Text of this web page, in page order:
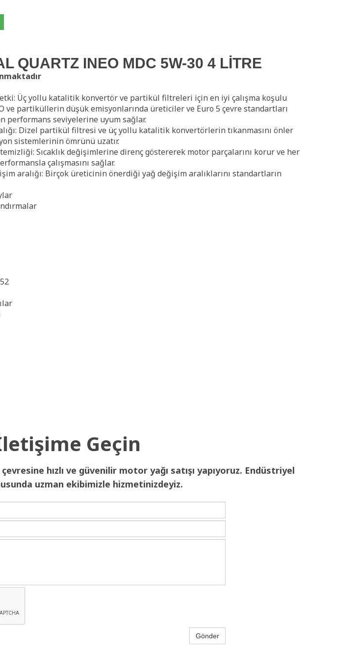
QUARTZ INEO MDC 5W-30 4 LITRE
etki: Üç yollu katalitik konvertör ve partikül filtreleri için en iyi çalışma koşulu
ve partiküllerin düşük emisyonlarında üreticiler ve Euro 5 çevre standartları
performans seviyelerine uyum sağlar.
Dizel partikül filtresi ve üç yollu katalitik konvertörlerin tıkanmasını önler
sistemlerinin ömrünü uzatır.
Sıcaklık değişimlerine direnç göstererek motor parçalarını korur ve her
çalışmasını sağlar.
aralığı: Birçok üreticinin önerdiği yağ değişim aralıklarını standartların
Geçin
hızlı ve güvenilir motor yağı satışı yapıyoruz. Endüstriyel
uzman ekibimizle hizmetinizdeyiz.
Gönder